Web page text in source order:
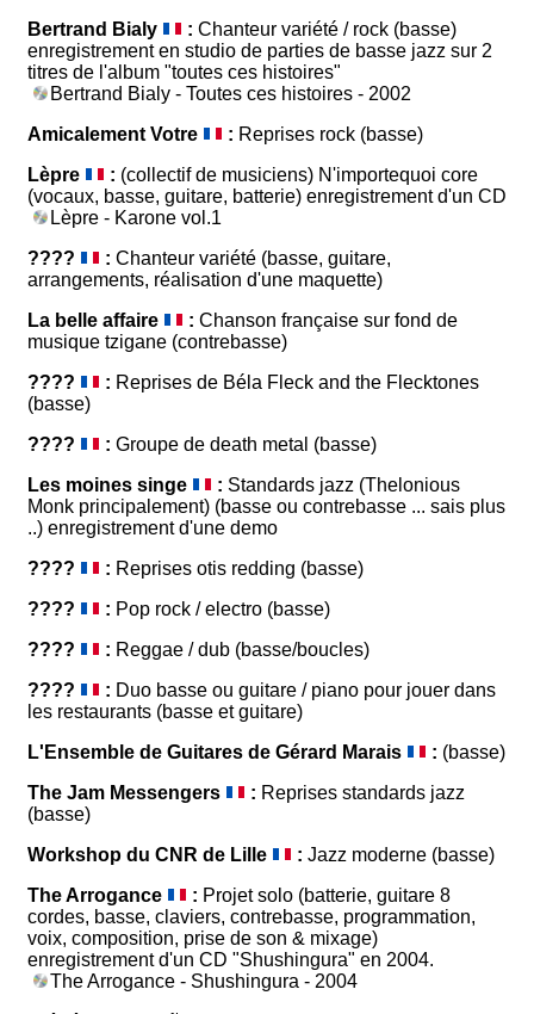
Bertrand Bialy
: Chanteur variété / rock (basse)
enregistrement en studio de parties de basse jazz sur 2
titres de l'album "toutes ces histoires"
Bertrand Bialy - Toutes ces histoires - 2002
Amicalement Votre
: Reprises rock (basse)
Lèpre
: (collectif de musiciens) N'importequoi core
(vocaux, basse, guitare, batterie) enregistrement d'un CD
Lèpre - Karone vol.1
????
: Chanteur variété (basse, guitare,
arrangements, réalisation d'une maquette)
La belle affaire
: Chanson française sur fond de
musique tzigane (contrebasse)
????
: Reprises de Béla Fleck and the Flecktones
(basse)
????
: Groupe de death metal (basse)
Les moines singe
: Standards jazz (Thelonious
Monk principalement) (basse ou contrebasse ... sais plus
..) enregistrement d'une demo
????
: Reprises otis redding (basse)
????
: Pop rock / electro (basse)
????
: Reggae / dub (basse/boucles)
????
: Duo basse ou guitare / piano pour jouer dans
les restaurants (basse et guitare)
L'Ensemble de Guitares de Gérard Marais
: (basse)
The Jam Messengers
: Reprises standards jazz
(basse)
Workshop du CNR de Lille
: Jazz moderne (basse)
The Arrogance
: Projet solo (batterie, guitare 8
cordes, basse, claviers, contrebasse, programmation,
voix, composition, prise de son & mixage)
enregistrement d'un CD "Shushingura" en 2004.
The Arrogance - Shushingura - 2004